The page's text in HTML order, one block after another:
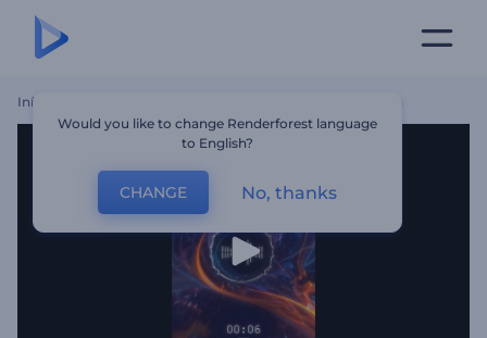
Início
Would you like to change Renderforest language
to English?
CHANGE No, thanks